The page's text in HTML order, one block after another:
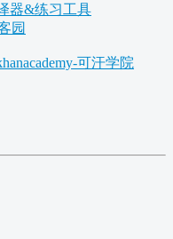
器&练习工具
园
可汗学院